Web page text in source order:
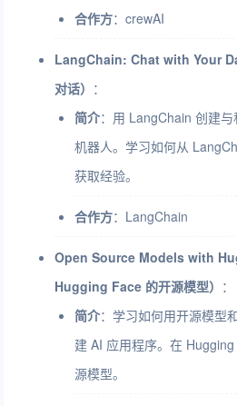
合作方：crewAI
LangChain: Chat with Your
对话） ：
简介：用 LangChain 创建
机器人。学习如何从
获取经验。
合作方：LangChain
Open Source Models with
Hugging Face 的开源模型） ：
简介：学习如何用开源模型
建 AI 应用程序。在
源模型。